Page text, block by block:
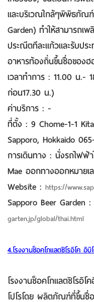
และบริเวณใกล้ๆพิพิธภัณฑ์
Garden) ทำให้สามารถเ
ประณีตทีละแก้วและรับปร
อาหารท้องถิ่นขึ้นชื่อของฮ
เวลาทำการ : 11.00 น
ก่อน17.30 น.)
ค่าบริการ : -
ที่ตั้ง : 9 Chome-1-1
Sapporo, Hokkaido
การเดินทาง : นั่งรถไฟฟ้
Mae ออกทางออกหมาย
Website : https://
Sapporo Beer Garden :
garten.jp/global/thai.html
4.โรงงานช็อคโกแลตชิโรอิโค
โรงงานช็อคโกแลตชิโรอิโ
โปโรโดย ผลิตภัณฑ์ที่ขึ้น